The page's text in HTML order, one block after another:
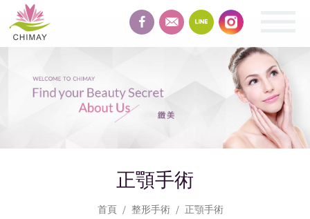
緻
美
整
正顎手術
首頁 整形手術 正顎手術